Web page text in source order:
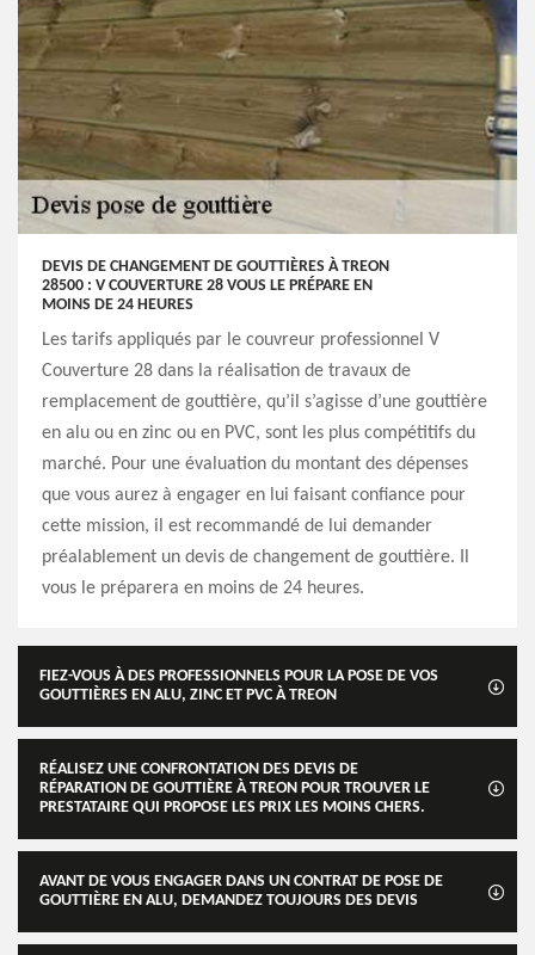
DEVIS DE CHANGEMENT DE GOUTTIÈRES À TREON
28500 : V COUVERTURE 28 VOUS LE PRÉPARE EN
MOINS DE 24 HEURES
Les tarifs appliqués par le couvreur professionnel V
Couverture 28 dans la réalisation de travaux de
remplacement de gouttière, qu’il s’agisse d’une gouttière
en alu ou en zinc ou en PVC, sont les plus compétitifs du
marché. Pour une évaluation du montant des dépenses
que vous aurez à engager en lui faisant confiance pour
cette mission, il est recommandé de lui demander
préalablement un devis de changement de gouttière. Il
vous le préparera en moins de 24 heures.
FIEZ-VOUS À DES PROFESSIONNELS POUR LA POSE DE VOS
GOUTTIÈRES EN ALU, ZINC ET PVC À TREON
RÉALISEZ UNE CONFRONTATION DES DEVIS DE
RÉPARATION DE GOUTTIÈRE À TREON POUR TROUVER LE
PRESTATAIRE QUI PROPOSE LES PRIX LES MOINS CHERS.
AVANT DE VOUS ENGAGER DANS UN CONTRAT DE POSE DE
GOUTTIÈRE EN ALU, DEMANDEZ TOUJOURS DES DEVIS